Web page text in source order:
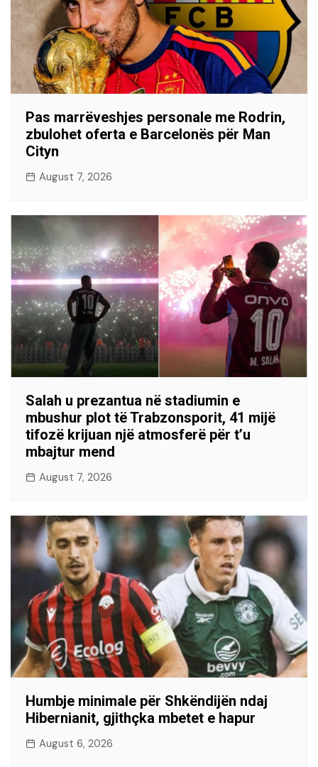
Pas marrëveshjes personale me Rodrin,
zbulohet oferta e Barcelonës për Man
Cityn
August 7, 2026
Salah u prezantua në stadiumin e
mbushur plot të Trabzonsporit, 41 mijë
tifozë krijuan një atmosferë për t’u
mbajtur mend
August 7, 2026
Humbje minimale për Shkëndijën ndaj
Hibernianit, gjithçka mbetet e hapur
August 6, 2026